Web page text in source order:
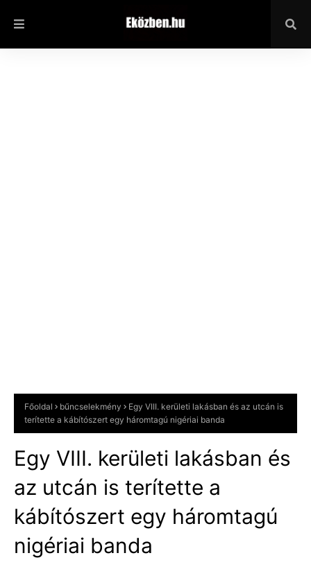
Főoldal bűncselekmény
Egy VIII. kerületi lakásban és az utcán is
terítette a kábítószert egy háromtagú nigériai banda
Egy VIII. kerületi lakásban és
az utcán is terítette a
kábítószert egy háromtagú
nigériai banda